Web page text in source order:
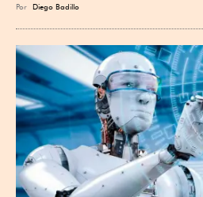
Por Diego Badillo